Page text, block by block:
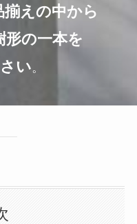
えの中から
形の一本を
い。